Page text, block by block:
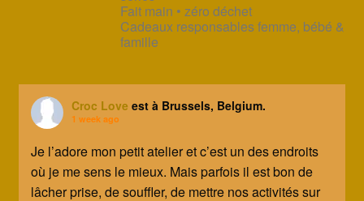
Fait main • zéro déchet
Cadeaux responsables femme, bébé &
famille
Croc Love est à Brussels, Belgium.
1 week ago
Je l’adore mon petit atelier et c’est un des endroits
où je me sens le mieux. Mais parfois il est bon de
lâcher prise, de souffler, de mettre nos activités sur